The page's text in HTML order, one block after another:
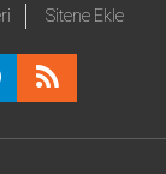
Sitene Ekle